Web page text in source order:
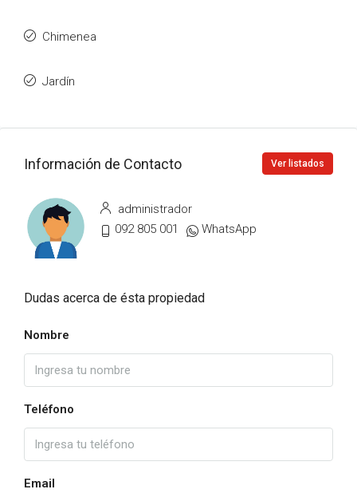
Chimenea
Jardín
Información de Contacto Ver listados
administrador
092 805 001
WhatsApp
Dudas acerca de ésta propiedad
Nombre
Teléfono
Email